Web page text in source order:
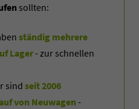
sollten:
ständig mehrere
Lager- zur schnellen
sind seit 2006
von Neuwagen -